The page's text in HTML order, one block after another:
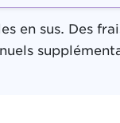
en sus. Des